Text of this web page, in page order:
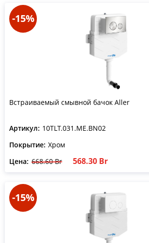
-15%
Встраиваемый смывной бачок Aller
Артикул: 10TLT.031.ME.BN02
Покрытие: Хром
Цена: 668.60 Br 568.30 Br
-15%